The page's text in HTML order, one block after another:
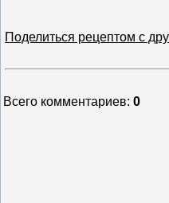
Поделиться рецептом с
Всего комментариев: 0